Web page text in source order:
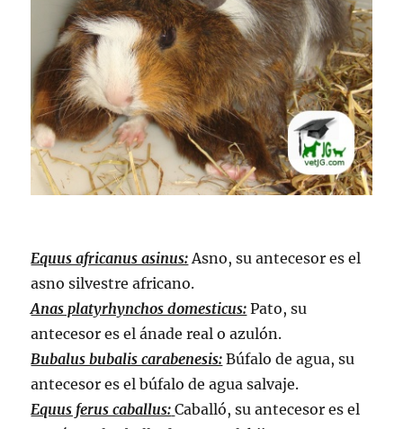
Equus africanus asinus: Asno, su antecesor es el
asno silvestre africano.
Anas platyrhynchos domesticus: Pato, su
antecesor es el ánade real o azulón.
Bubalus bubalis carabenesis: Búfalo de agua, su
antecesor es el búfalo de agua salvaje.
Equus ferus caballus: Caballó, su antecesor es el